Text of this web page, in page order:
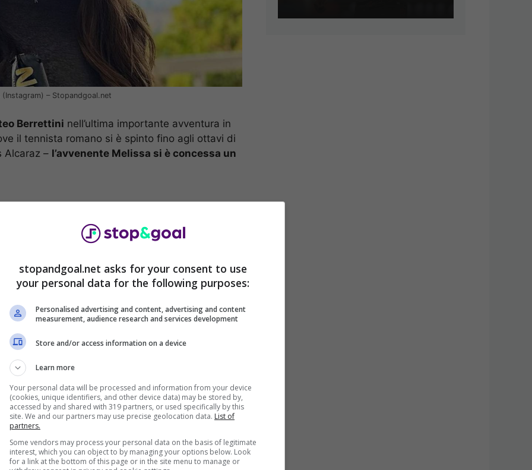
– Stopandgoal.net
Berrettini nell’ultima importante avventura in
il tennista romano si è spinto fino agli ottavi di
Alcaraz – l’avvenente Melissa si è concessa un
che è stata appena nominata come
Ryder Cup 2023, in programma al Marco
(Roma) giovedì 28 settembre: in un
in compagnia del tennista.
impegnato nell’importante Masters 1000 sul
come già fatto anche a Monte Carlo e
Da dove ha mandato delle cartoline che
stopandgoal.net asks for your consent to use
your personal data for the following purposes:
Personalised advertising and content, advertising and content
measurement, audience research and services development
Store and/or access information on a device
Learn more
Your personal data will be processed and information from your device
(cookies, unique identifiers, and other device data) may be stored by,
accessed by and shared with 319 partners, or used specifically by this
site. We and our partners may use precise geolocation data. List of
partners.
Some vendors may process your personal data on the basis of legitimate
interest, which you can object to by managing your options below. Look
for a link at the bottom of this page or in the site menu to manage or